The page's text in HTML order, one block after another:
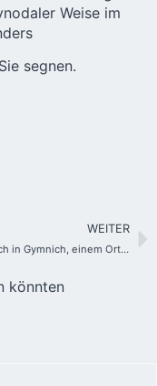
Weise im
segnen.
WEITER
Ein Besuch in Gymnich, einem Ort der Verwandlung – Gehen wir zusammen?
könnten